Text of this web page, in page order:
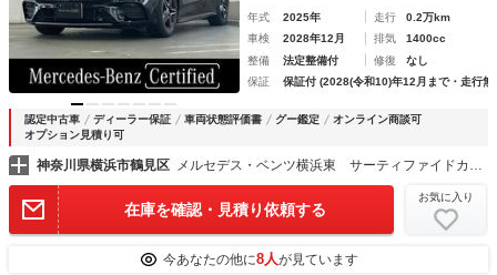
年式 2025年 走行
0.2万km
車検
2028年12月 排気
1400cc
整備
法定整備付 修復
なし
保証
保証付 (2028(令和10)年12月まで・走行無
認定中古車 ディーラー保証 車両状態評価書 グー鑑定
オンライン商談可
オプション見積り可
神奈川県横浜市鶴見区 メルセデス・ベンツ横浜東 サーティファイドカーセンター
在庫を確認・見積り依頼する
お気に入り
今あなたの他に8人が見ています